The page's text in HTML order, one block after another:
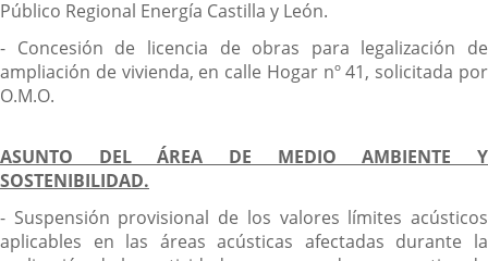
Público Regional Energía Castilla y León.
- Concesión de licencia de obras para legalización de
ampliación de vivienda, en calle Hogar nº 41, solicitada por
O.M.O.
ASUNTO DEL ÁREA DE MEDIO AMBIENTE Y
SOSTENIBILIDAD.
- Suspensión provisional de los valores límites acústicos
aplicables en las áreas acústicas afectadas durante la